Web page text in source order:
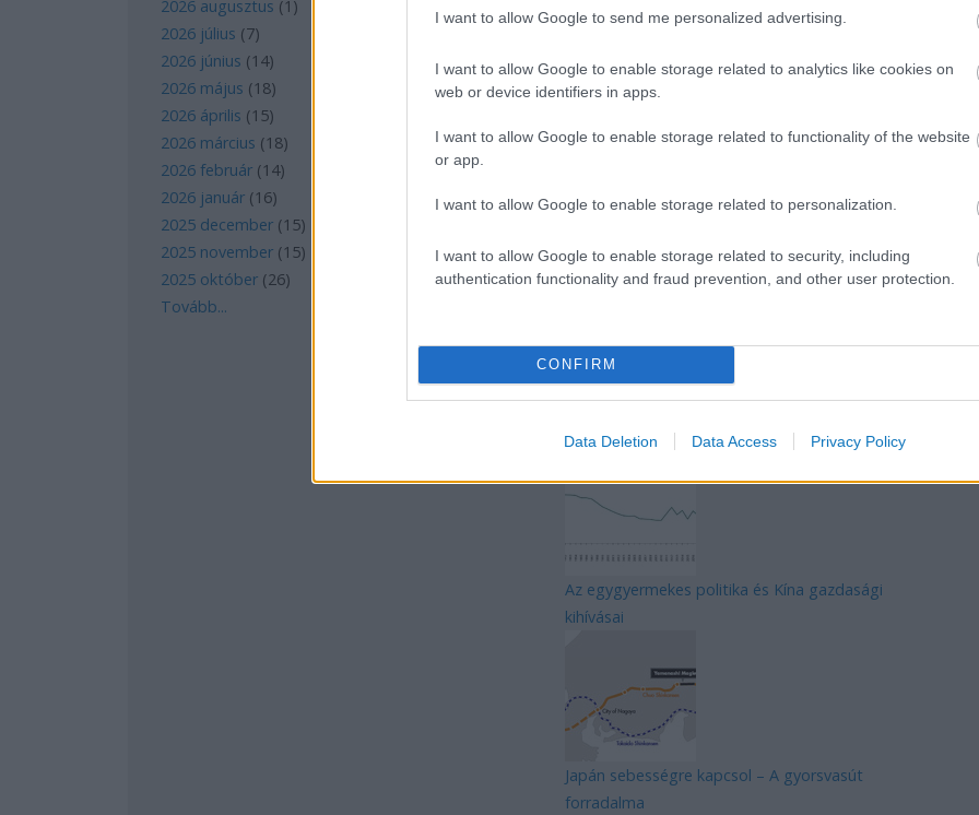
I want to allow Google to send me personalized advertising.
I want to allow Google to enable storage related to analytics like cookies on
web or device identifiers in apps.
I want to allow Google to enable storage related to functionality of the website
or app.
I want to allow Google to enable storage related to personalization.
I want to allow Google to enable storage related to security, including
authentication functionality and fraud prevention, and other user protection.
CONFIRM
Data Deletion Data Access Privacy Policy
2026 augusztus (1 )
2026 július (7)
2026 június (14)
2026 május (18)
2026 április (15)
2026 március (18)
2026 február (14)
2026 január (16)
2025 december (15)
2025 november (15)
2025 október (26)
Tovább...
Manaus: a dzsungel szívének városa
Magyarország rejtett gyöngyszemei
Mik alakítják a gondolkodásod? Avagy a
kognitív torzítások
Az egygyermekes politika és Kína gazdasági
kihívásai
Japán sebességre kapcsol – A gyorsvasút
forradalma